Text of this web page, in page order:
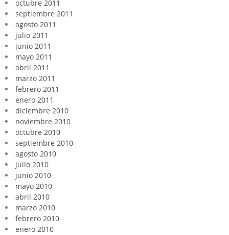
octubre 2011
septiembre 2011
agosto 2011
julio 2011
junio 2011
mayo 2011
abril 2011
marzo 2011
febrero 2011
enero 2011
diciembre 2010
noviembre 2010
octubre 2010
septiembre 2010
agosto 2010
julio 2010
junio 2010
mayo 2010
abril 2010
marzo 2010
febrero 2010
enero 2010